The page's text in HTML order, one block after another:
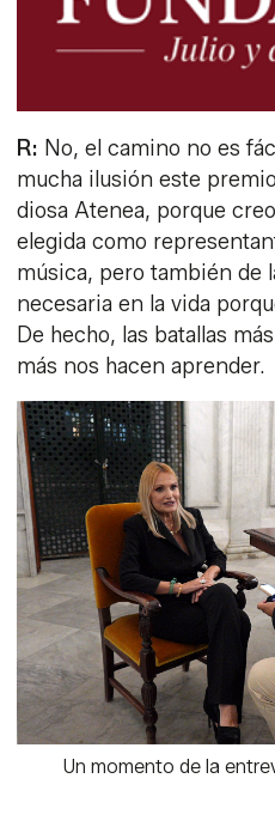
diosa Atenea, porque
elegida como
necesaria en la vida
De hecho, las batallas
más nos hacen aprender.
Un momento de la
P: Para la creación son
experiencias de todo
Por supuesto, pero